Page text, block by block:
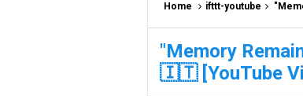
Home ifttt-youtube
"Memory
🇮🇹 [YouTube